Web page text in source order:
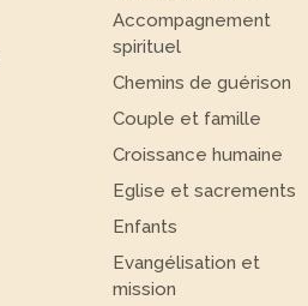
Accompagnement
spirituel
Chemins de guérison
Couple et famille
Croissance humaine
Eglise et sacrements
Enfants
Evangélisation et
mission